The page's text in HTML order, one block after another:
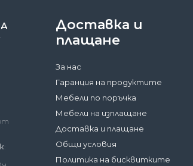
:
Доставка и
плащане
За нас
Гаранция на продуктите
Мебели по поръчка
Мебели на изплащане
Доставка и плащане
Общи условия
Политика на бисквитките